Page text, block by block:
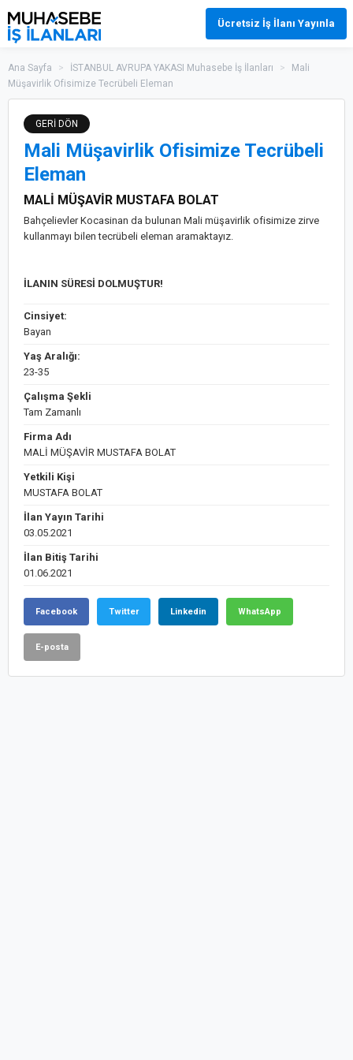
Ücretsiz İş İlanı Yayınla
Ana Sayfa > İSTANBUL AVRUPA YAKASI Muhasebe İş İlanları >
Mali
Müşavirlik Ofisimize Tecrübeli Eleman
GERİ DÖN
Mali Müşavirlik Ofisimize Tecrübeli
Eleman
MALİ MÜŞAVİR MUSTAFA BOLAT
Bahçelievler Kocasinan da bulunan Mali müşavirlik ofisimize zirve
kullanmayı bilen tecrübeli eleman aramaktayız.
İLANIN SÜRESİ DOLMUŞTUR!
Cinsiyet:
Bayan
Yaş Aralığı:
23-35
Çalışma Şekli
Tam Zamanlı
Firma Adı
MALİ MÜŞAVİR MUSTAFA BOLAT
Yetkili Kişi
MUSTAFA BOLAT
İlan Yayın Tarihi
03.05.2021
İlan Bitiş Tarihi
01.06.2021
Facebook Twitter Linkedin WhatsApp
E-posta